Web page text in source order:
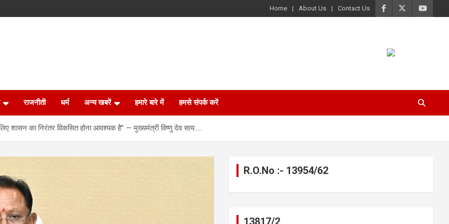
Home About Us Contact Us
राजनीती धर्म अन्य खबरें हमारे बारे में हमसे संपर्क करें
शासन का निरंतर विकसित होना आवश्यक है” — मुख्यमंत्री विष्णु देव साय…..
R.O.No :- 13954/62
13817/2